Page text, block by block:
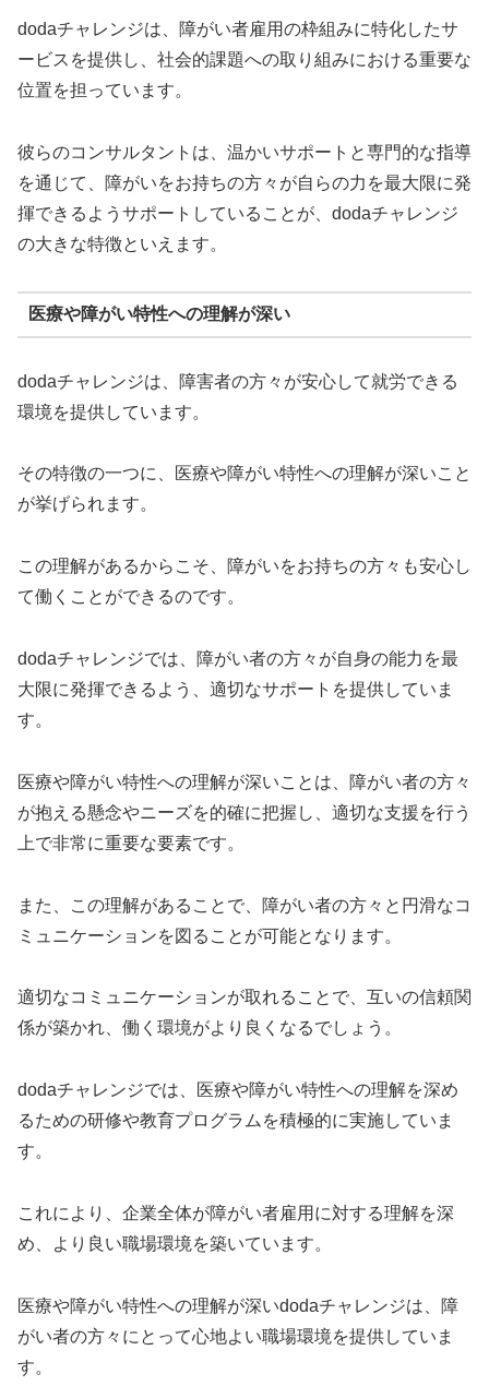
dodaチャレンジは、障がい者雇用の枠組みに特化したサ
ービスを提供し、社会的課題への取り組みにおける重要な
位置を担っています。
彼らのコンサルタントは、温かいサポートと専門的な指導
を通じて、障がいをお持ちの方々が自らの力を最大限に発
揮できるようサポートしていることが、dodaチャレンジ
の大きな特徴といえます。
医療や障がい特性への理解が深い
dodaチャレンジは、障害者の方々が安心して就労できる
環境を提供しています。
その特徴の一つに、医療や障がい特性への理解が深いこと
が挙げられます。
この理解があるからこそ、障がいをお持ちの方々も安心し
て働くことができるのです。
dodaチャレンジでは、障がい者の方々が自身の能力を最
大限に発揮できるよう、適切なサポートを提供していま
す。
医療や障がい特性への理解が深いことは、障がい者の方々
が抱える懸念やニーズを的確に把握し、適切な支援を行う
上で非常に重要な要素です。
また、この理解があることで、障がい者の方々と円滑なコ
ミュニケーションを図ることが可能となります。
適切なコミュニケーションが取れることで、互いの信頼関
係が築かれ、働く環境がより良くなるでしょう。
dodaチャレンジでは、医療や障がい特性への理解を深め
るための研修や教育プログラムを積極的に実施していま
す。
これにより、企業全体が障がい者雇用に対する理解を深
め、より良い職場環境を築いています。
医療や障がい特性への理解が深いdodaチャレンジは、障
がい者の方々にとって心地よい職場環境を提供していま
す。